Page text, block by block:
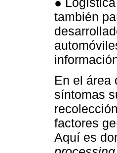
también
En el área
síntomas
factores
Aquí es